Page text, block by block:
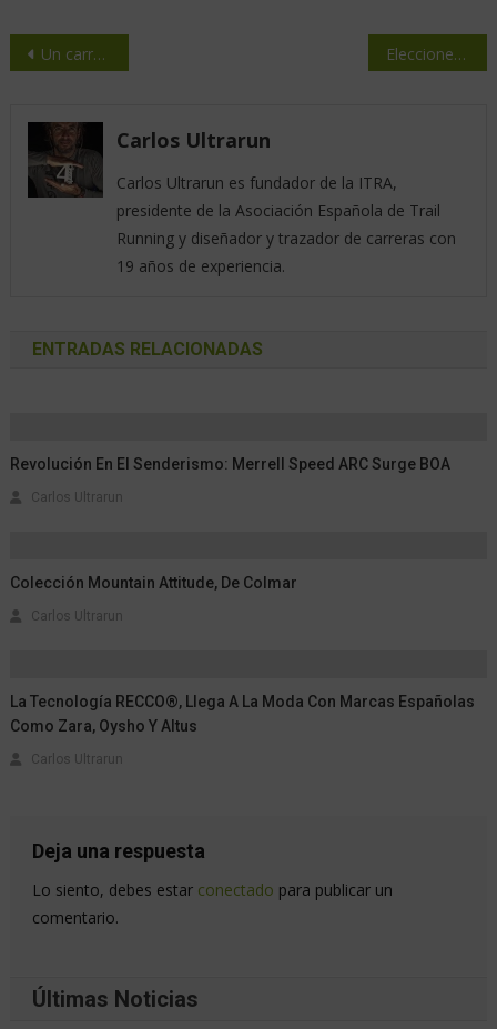
Un carrera que enamora, Ultra-Trail Guara Somontano Elecciones ITRA
Carlos Ultrarun
Carlos Ultrarun es fundador de la ITRA,
presidente de la Asociación Española de Trail
Running y diseñador y trazador de carreras con
19 años de experiencia.
ENTRADAS RELACIONADAS
Revolución En El Senderismo: Merrell Speed ARC Surge BOA
Carlos Ultrarun
Colección Mountain Attitude, De Colmar
Carlos Ultrarun
La Tecnología RECCO®, Llega A La Moda Con Marcas Españolas
Como Zara, Oysho Y Altus
Carlos Ultrarun
Deja una respuesta
Lo siento, debes estar conectado para publicar un
comentario.
Últimas Noticias